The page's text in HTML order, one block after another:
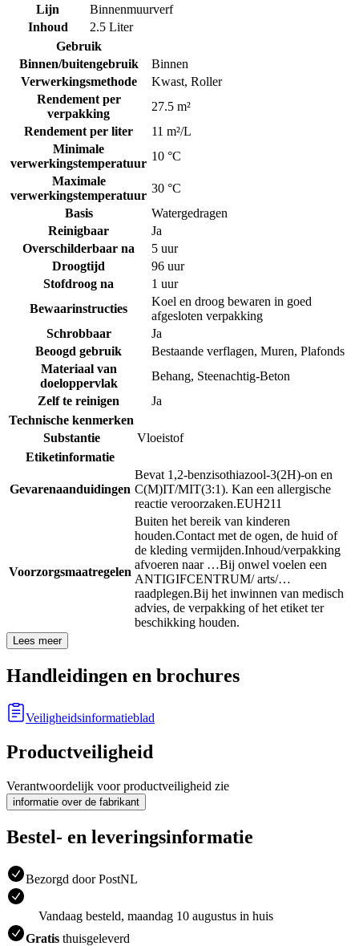
Lijn
Binnenmuurverf
Inhoud
2.5 Liter
Gebruik
Binnen/buitengebruik
Binnen
Verwerkingsmethode
Kwast, Roller
Rendement per
verpakking
27.5 m²
Rendement per liter
11 m²/L
Minimale
verwerkingstemperatuur
10 °C
Maximale
verwerkingstemperatuur
30 °C
Basis
Watergedragen
Reinigbaar
Ja
Overschilderbaar na
5 uur
Droogtijd
96 uur
Stofdroog na
1 uur
Bewaarinstructies
Koel en droog bewaren in goed
afgesloten verpakking
Schrobbaar
Ja
Beoogd gebruik
Bestaande verflagen, Muren, Plafonds
Materiaal van
doeloppervlak
Behang, Steenachtig-Beton
Zelf te reinigen
Ja
Technische kenmerken
Substantie
Vloeistof
Etiketinformatie
Gevarenaanduidingen
Bevat 1,2-benzisothiazool-3(2H)-on en
C(M)IT/MIT(3:1). Kan een allergische
reactie veroorzaken.EUH211
Voorzorgsmaatregelen
Buiten het bereik van kinderen
houden.Contact met de ogen, de huid of
de kleding vermijden.Inhoud/verpakking
afvoeren naar …Bij onwel voelen een
ANTIGIFCENTRUM/ arts/…
raadplegen.Bij het inwinnen van medisch
advies, de verpakking of het etiket ter
beschikking houden.
Lees meer
Handleidingen en brochures
Veiligheidsinformatieblad
Productveiligheid
Verantwoordelijk voor productveiligheid zie
informatie over de fabrikant
Bestel- en leveringsinformatie
Bezorgd door PostNL
Vandaag besteld, maandag 10 augustus in huis
Gratis thuisgeleverd